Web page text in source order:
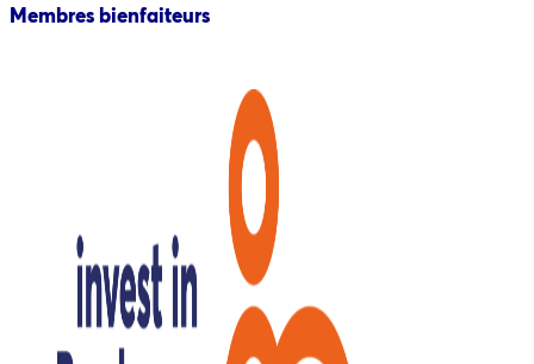
Membres bienfaiteurs